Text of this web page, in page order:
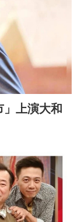
」上演大和